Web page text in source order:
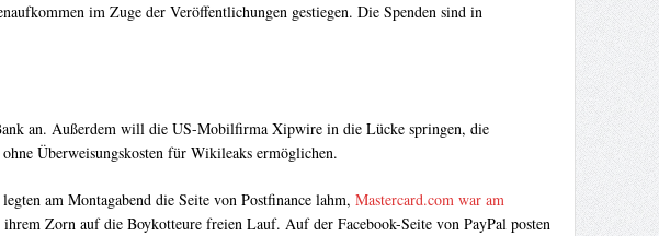
im Zuge der Veröffentlichungen gestiegen. Die Spenden sind in
an. Außerdem will die US-Mobilfirma Xipwire in die Lücke springen, die
Überweisungskosten für Wikileaks ermöglichen.
am Montagabend die Seite von Postfinance lahm, Mastercard.com war am
Zorn auf die Boykotteure freien Lauf. Auf der Facebook-Seite von PayPal posten